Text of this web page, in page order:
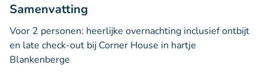
Samenvatting
Voor 2 personen: heerlijke overnachting inclusief ontbijt
en late check-out bij Corner House in hartje
Blankenberge